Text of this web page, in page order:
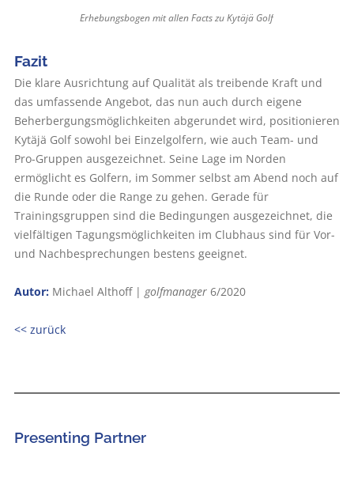
Erhebungsbogen mit allen Facts zu Kytäjä Golf
Fazit
Die klare Ausrichtung auf Qualität als treibende Kraft und
das umfassende Angebot, das nun auch durch eigene
Beherbergungsmöglichkeiten abgerundet wird, positionieren
Kytäjä Golf sowohl bei Einzelgol­fern, wie auch Team- und
Pro-Gruppen ausgezeichnet. Seine Lage im Norden
ermöglicht es Golfern, im Sommer selbst am Abend noch auf
die Runde oder die Range zu gehen. Gerade für
Trainingsgruppen sind die Bedingungen ausgezeichnet, die
vielfältigen Tagungsmöglichkeiten im Clubhaus sind für Vor-
und Nachbesprechungen bestens geeignet.
Autor:Michael Althoff | golfmanager6/2020
<< zurück
Presenting Partner